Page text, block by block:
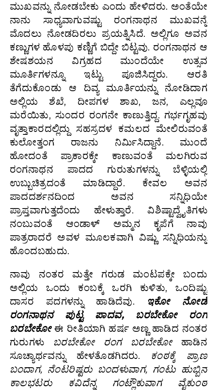
ಮುಖವನ್ನು ನೋಡಬೇಕು ಎಂದು ಹೇಳಿದರು. ಅಂತೆಯೇ
ನಾನು ಸಾಧ್ಯವಾಗುವಷ್ಟು ರಂಗನಾಥನ ಮುಖವನ್ನೆ
ಮೊದಲು ನೋಡದಿರಲು ಪ್ರಯತ್ನಿಸಿದೆ. ಅಲ್ಲಿಗೂ ಅವನ
ಕಣ್ಣುಗಳ ಹೊಳಪು ಕಣ್ಣಿಗೆ ಬಿದ್ದೇ ಬಿಟ್ಟವು. ರಂಗನಾಥನ ಆ
ಶೇಷಶಯನ ವಿಗ್ರಹದ ಮುಂದೆಯೇ ಉತ್ಸವ
ಮೂರ್ತಿಗಳನ್ನೂ ಇಟ್ಟು ಪೂಜಿಸಿದ್ದರು. ಆರತಿ
ತೆಗೆದುಕೊಂಡು ಆ ದಿವ್ಯ ಮೂರ್ತಿಯನ್ನು ನೋಡಿದಾಗ
ಅಲ್ಲಿಯ ಶೆಖೆ, ದೀಪಗಳ ಶಾಖ, ಜನ, ಎಲ್ಲವೂ
ಮರೆಯಿತು, ಸುಂದರ ರಂಗನೇ ಕಾಣುತ್ತಿದ್ದ. ಗರ್ಭಗೃಹವು
ವೃತ್ತಾಕಾರದಲ್ಲಿದ್ದು ಸಹಸ್ರದಳ ಕಮಲದ ಮೇಲಿರುವಂತೆ
ಕುಲೋತ್ತಂಗ ರಾಜನು ನಿರ್ಮಿಸಿದ್ದಾನೆ. ಮುಂದೆ
ಹೋದಂತೆ ಪ್ರಾಕಾರಕ್ಕೇ ಕಾಣುವಂತೆ ಮಲಗಿರುವ
ರಂಗನಾಥನ ಪಾದದ ಗುರುತುಗಳನ್ನು ಬೆಳ್ಳಿಯಲ್ಲಿ
ಉಬ್ಬುಚಿತ್ರದಂತೆ ಮಾಡಿದ್ದಾರೆ. ಕೇವಲ ಅವನ
ಪಾದದರ್ಶನದಿಂದ ಅವನ ಸನ್ನಿಧಿಯೇ
ಪ್ರಾಪ್ತವಾಗುತ್ತದೆಂದು ಹೇಳುತ್ತಾರೆ. ವಿಶಿಷ್ಟಾದ್ವೈತಿಗಳು
ನಂಬುವಂತೆ ಆಂಡಾಳ್‌ ಅಮ್ಮನ ಕೃಪೆಗೆ ನಾವು
ಪಾತ್ರರಾದರೆ ಅವಳ ಮೂಲಕವಾಗಿ ವಿಷ್ಣು ಸನ್ನಿಧಿಯನ್ನು
ಹೊಂದಬಹುದು.
ನಾವು ನಂತರ ಮತ್ತೇ ಗರುಡ ಮಂಟಪಕ್ಕೇ ಬಂದು
ಅಲ್ಲಿಯ ಒಂದು ಕಂಬಕ್ಕೆ ಒರಗಿ ಕುಳಿತು, ಒಂದಿಷ್ಟು
ದಾಸರ ಪದಗಳನ್ನು ಹಾಡಿದೆವು. ಇಕೋ ನೋಡೆ
ರಂಗನಾಥನ ಪುಟ್ಟ ಪಾದವ, ಬರಬೇಕೋ ರಂಗ
ಬರಬೇಕೋಈ ರೀತಿಯಾಗಿ ಹರ್ಷ ಅಣ್ಣ ಹಾಡಿದ ನಂತರ
ಗುರುಗಳು ಬರಬೇಕೋ ರಂಗ ಬರಬೇಕೋಹಾಡಿನ
ಸೂಚ್ಯಾರ್ಥವನ್ನು ಹೇಳತೊಡಗಿದರು. ಕಂಠಕ್ಕೆ ಪ್ರಾಣ
ಬಂದಾಗ, ನೆಂಟರಿಷ್ಟರು ಬಂದಳುವಾಗ, ಗಂಟು ಹುಬ್ಬಿನ
ಕಾಲಭಟರು ಕವಿದೆನ್ನ ಗಂಟ್ಲೌಕುವಾಗ ವೈಕುಂಠ